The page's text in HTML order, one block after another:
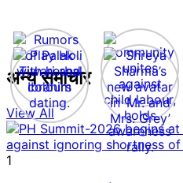
अन्य समाचार
View All
1